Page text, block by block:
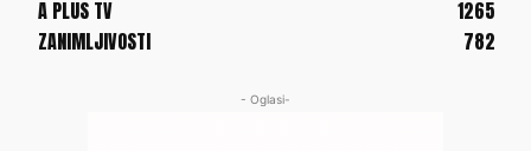
A PLUS TV
1265
ZANIMLJIVOSTI
782
- Oglasi-